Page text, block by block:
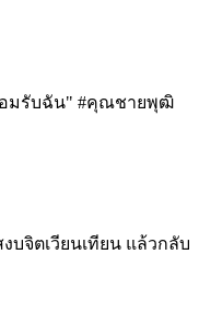
อมรับฉัน" #คุณชายพุฒิ
จิตเวียนเทียน แล้วกลับ